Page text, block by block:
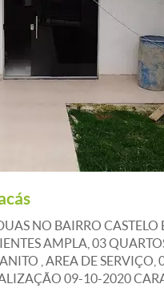
NO BAIRRO CASTELO
AMPLA, 03
, AREA DE SERVIÇO,
09-10-2020